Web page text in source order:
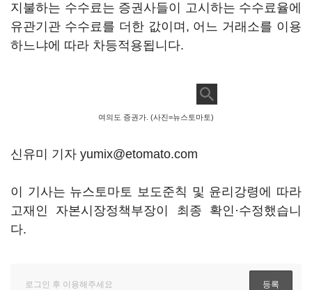
지불하는 수수료는 증권사들이 고시하는 수수료율에
유관기관 수수료를 더한 값이며, 어느 거래소를 이용
하느냐에 따라 차등적용됩니다.
여의도 증권가. (사진=뉴스토마토)
신유미 기자 yumix@etomato.com
이 기사는 뉴스토마토 보도준칙 및 윤리강령에 따라
고재인 자본시장정책부장이 최종 확인·수정했습니
다.